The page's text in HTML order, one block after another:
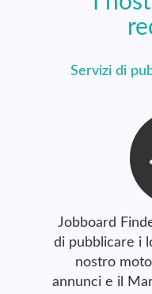
Servizi di
Jobboard
di pubblicare i
nostro
annunci e il